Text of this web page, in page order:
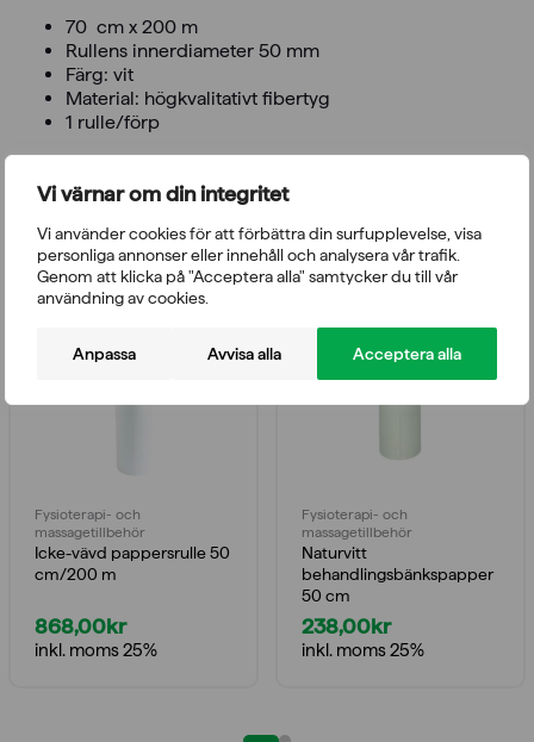
Vi värnar om din integritet
Vi använder cookies för att förbättra din surfupplevelse, visa
personliga annonser eller innehåll och analysera vår trafik.
Genom att klicka på "Acceptera alla" samtycker du till vår
användning av cookies.
Anpassa Avvisa alla Acceptera alla
70 cm x 200 m
Rullens innerdiameter 50 mm
Färg: vit
Material: högkvalitativt fibertyg
1 rulle/förp
Du kanske också gillar
Fysioterapi- och
massagetillbehör
Icke-vävd pappersrulle 50
cm/200 m
868,00kr
inkl. moms 25%
Fysioterapi- och
massagetillbehör
Naturvitt
behandlingsbänkspapper
50 cm
238,00kr
inkl. moms 25%